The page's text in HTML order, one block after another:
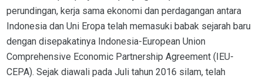
perundingan, kerja sama ekonomi dan perdagangan antara
Indonesia dan Uni Eropa telah memasuki babak sejarah baru
dengan disepakatinya Indonesia-European Union
Comprehensive Economic Partnership Agreement (IEU-
CEPA). Sejak diawali pada Juli tahun 2016 silam, telah